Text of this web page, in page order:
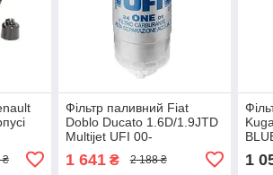
₴
Фільтр паливний Fiat
Doblo Ducato 1.6D/1.9JTD
Multijet UFI 00-
1 641₴ 2 188 ₴ 1